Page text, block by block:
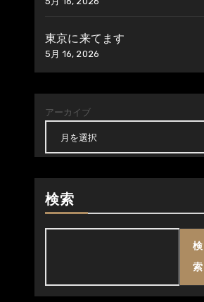
東京に来てます
5月 16, 2026
アーカイブ
検索
検
索